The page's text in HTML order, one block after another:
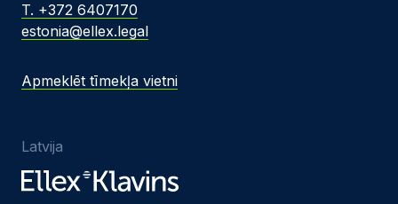
T. +372 6407170
estonia@ellex.legal
Apmeklēt tīmekļa vietni
Latvija